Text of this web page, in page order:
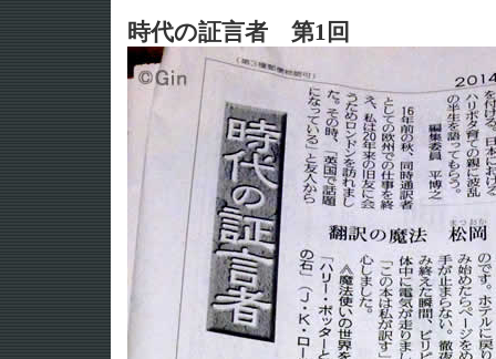
時代の証言者 第1回